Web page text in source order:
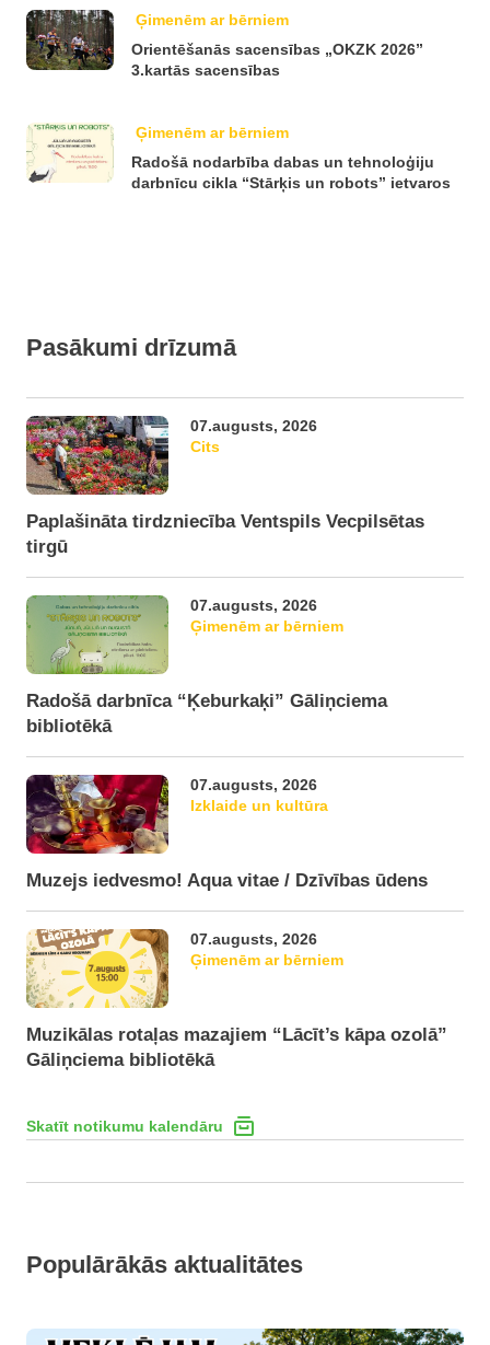
Ģimenēm ar bērniem
Orientēšanās sacensības „OKZK 2026”
3.kartās sacensības
Ģimenēm ar bērniem
Radošā nodarbība dabas un tehnoloģiju
darbnīcu cikla “Stārķis un robots” ietvaros
Pasākumi drīzumā
07.augusts, 2026
Cits
Paplašināta tirdzniecība Ventspils Vecpilsētas
tirgū
07.augusts, 2026
Ģimenēm ar bērniem
Radošā darbnīca “Ķeburkaķi” Gāliņciema
bibliotēkā
07.augusts, 2026
Izklaide un kultūra
Muzejs iedvesmo! Aqua vitae / Dzīvības ūdens
07.augusts, 2026
Ģimenēm ar bērniem
Muzikālas rotaļas mazajiem “Lācīt’s kāpa ozolā”
Gāliņciema bibliotēkā
Skatīt notikumu kalendāru
Populārākās aktualitātes